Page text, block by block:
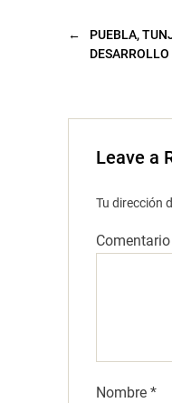
a
n
u
←
PUEBLA,
DESARROLLO
Leave a
Tu dirección
Comentario
Nombre *